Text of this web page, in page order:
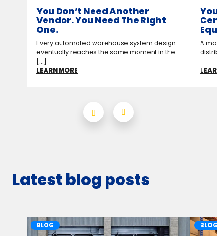
You Don’t Need Another
Vendor. You Need The Right
One.
Every automated warehouse system design
eventually reaches the same moment in the
[...]
LEARN MORE
A
Latest blog posts
BLOG BLOG